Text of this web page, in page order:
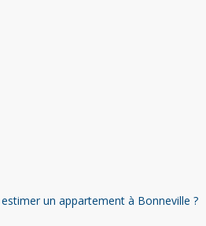
un appartement à Bonneville ?